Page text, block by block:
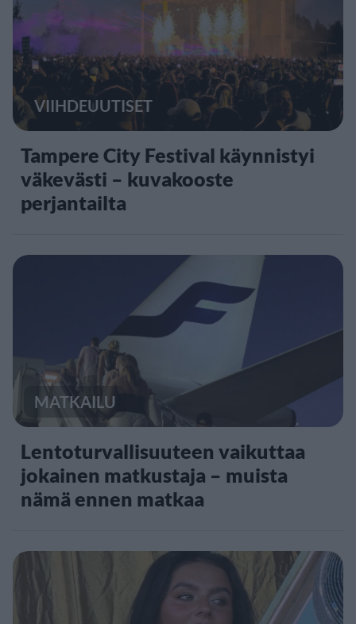
VIIHDEUUTISET
Tampere City Festival käynnistyi
väkevästi – kuvakooste
perjantailta
MATKAILU
Lentoturvallisuuteen vaikuttaa
jokainen matkustaja – muista
nämä ennen matkaa